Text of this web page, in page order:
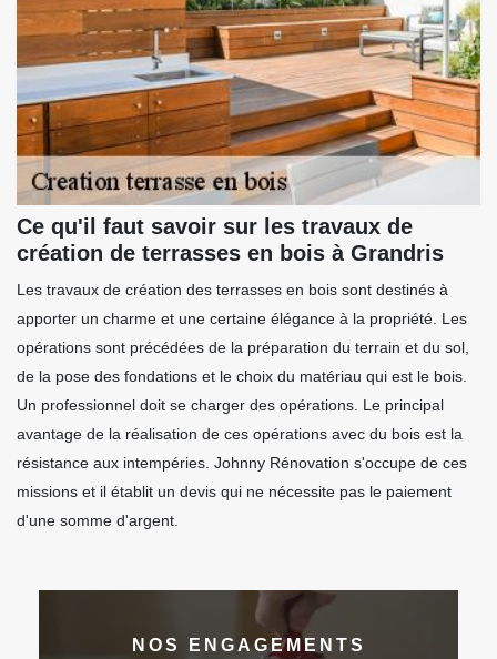
Ce qu'il faut savoir sur les travaux de
création de terrasses en bois à Grandris
Les travaux de création des terrasses en bois sont destinés à
apporter un charme et une certaine élégance à la propriété. Les
opérations sont précédées de la préparation du terrain et du sol,
de la pose des fondations et le choix du matériau qui est le bois.
Un professionnel doit se charger des opérations. Le principal
avantage de la réalisation de ces opérations avec du bois est la
résistance aux intempéries. Johnny Rénovation s'occupe de ces
missions et il établit un devis qui ne nécessite pas le paiement
d'une somme d'argent.
NOS ENGAGEMENTS